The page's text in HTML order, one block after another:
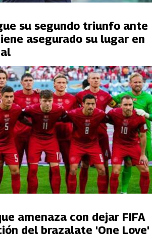
su segundo triunfo ante
asegurado su lugar en
amenaza con dejar FIFA
del brazalate 'One Love'